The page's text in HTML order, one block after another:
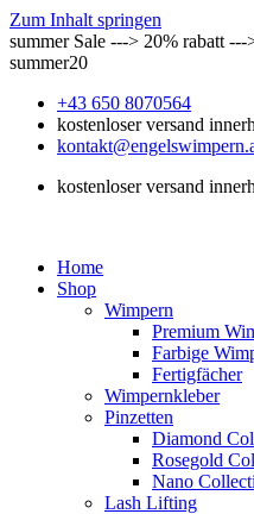
Zum Inhalt springen
summer Sale ---> 20% rabatt
summer20
+43 650 8070564
kostenloser versand
kostenloser versand
Home
Shop
Wimpern
Premium
Farbige
Fertigfächer
Wimpernkleber
Pinzetten
Diamond
Rosegold
Nano
Lash Lifting